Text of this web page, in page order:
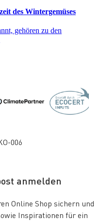
des Wintergemüses
gehören zu den
006
anmelden
Online Shop sichern und
Inspirationen für ein